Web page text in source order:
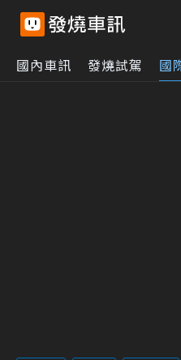
國內車訊 發燒試駕 國